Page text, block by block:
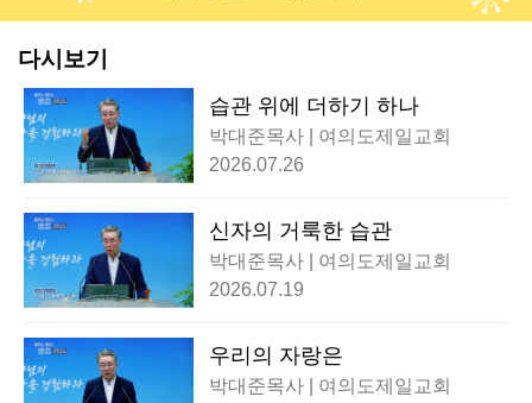
다시보기
습관 위에 더하기 하나
박대준목사 | 여의도제일교회
2026.07.26
신자의 거룩한 습관
박대준목사 | 여의도제일교회
2026.07.19
우리의 자랑은
박대준목사 | 여의도제일교회